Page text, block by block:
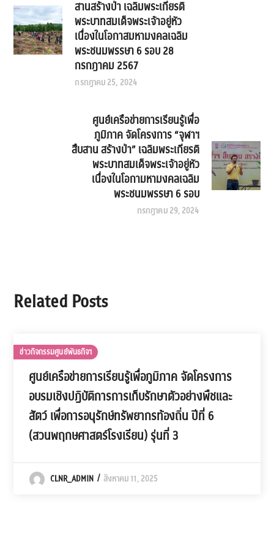
สานสร้างป่า เฉลิมพระเกียรติ
พระบาทสมเด็จพระเจ้าอยู่หัว
เนื่องในโอกาสมหามงคลเฉลิม
พระชนมพรรษา 6 รอบ 28
กรกฎาคม 2567
กรกฎาคม 25, 2024
ศูนย์เครือข่ายการเรียนรู้เพื่อ
ภูมิภาค จัดโครงการ “จุฬาฯ
สืบสาน สร้างป่า” เฉลิมพระเกียรติ
พระบาทสมเด็จพระเจ้าอยู่หัว
เนื่องในโอกามหามงคลเฉลิม
พระชนมพรรษา 6 รอบ
กรกฎาคม 29, 2024
Related Posts
ข่าวกิจกรรมศูนย์พันธกิจฯ
ศูนย์เครือข่ายการเรียนรู้เพื่อภูมิภาค จัดโครงการ
อบรมเชิงปฏิบัติการการเก็บรักษาตัวอย่างพืชและ
สัตว์ เพื่อการอนุรักษ์ทรัพยากรท้องถิ่น ปีที่ 6
(สวนพฤกษศาสตร์โรงเรียน) รุ่นที่ 3
CLNR_ADMIN สิงหาคม 11, 2025